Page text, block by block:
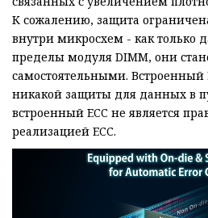
К сожалению, защита
внутри микросхем - как только
пределы модуля DIMM, они
самостоятельными. Встроенный
никакой защиты для данных в
встроенный ECC не является
реализацией ECC.